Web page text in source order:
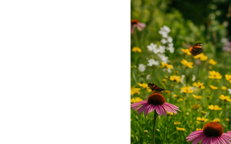
E-mailadres
Inschrijven